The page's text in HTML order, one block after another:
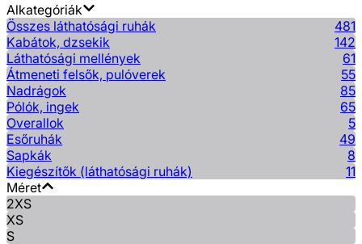
Alkategóriák
Összes láthatósági ruhák
481
Kabátok, dzsekik
142
Láthatósági mellények
61
Átmeneti felsők, pulóverek
55
Nadrágok
85
Pólók, ingek
65
Overallok
5
Esőruhák
49
Sapkák
8
Kiegészítők (láthatósági ruhák)
11
Méret
2XS
XS
S